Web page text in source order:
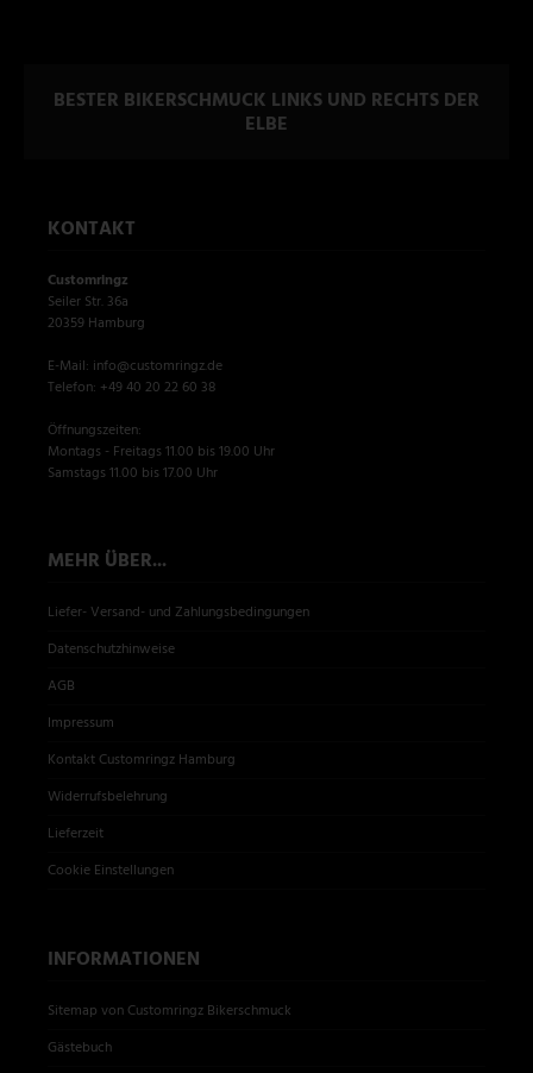
BESTER BIKERSCHMUCK LINKS UND RECHTS DER
ELBE
KONTAKT
Customringz
Seiler Str. 36a
20359 Hamburg
E-Mail: info@customringz.de
Telefon: +49 40 20 22 60 38
Öffnungszeiten:
Montags - Freitags 11.00 bis 19.00 Uhr
Samstags 11.00 bis 17.00 Uhr
MEHR ÜBER...
Liefer- Versand- und Zahlungsbedingungen
Datenschutzhinweise
AGB
Impressum
Kontakt Customringz Hamburg
Widerrufsbelehrung
Lieferzeit
Cookie Einstellungen
INFORMATIONEN
Sitemap von Customringz Bikerschmuck
Gästebuch